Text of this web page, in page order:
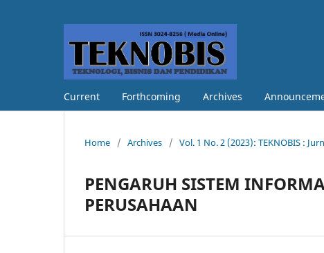
Current Forthcoming Archives
Home / Archives / Vol. 1 No. 2 (2023): TEKNOBIS :
PENGARUH SISTEM
PERUSAHAAN